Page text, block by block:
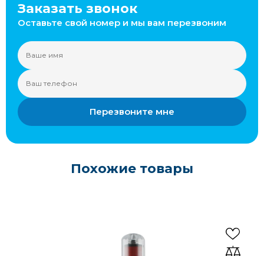
Заказать звонок
Оставьте свой номер и мы вам перезвоним
Перезвоните мне
Похожие товары